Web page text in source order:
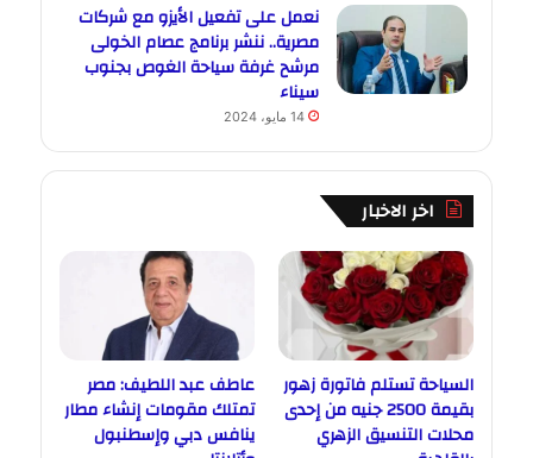
نعمل على تفعيل الأيزو مع شركات
مصرية.. ننشر برنامج عصام الخولى
مرشح غرفة سياحة الغوص بجنوب
سيناء
14 مايو، 2024
اخر الاخبار
السياحة تستلم فاتورة زهور
بقيمة 2500 جنيه من إحدى
محلات التنسيق الزهري
عاطف عبد اللطيف: مصر
تمتلك مقومات إنشاء مطار
ينافس دبي وإسطنبول